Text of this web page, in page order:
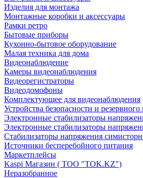
Изделия для монтажа
Монтажные коробки и аксессуары
Рамки ретро
Бытовые приборы
Кухонно-бытовое оборудование
Малая техника для дома
Видеонаблюдение
Камеры видеонаблюдения
Видеорегистраторы
Видеодомофоны
Комплектующее для видеонаблюдения
Устройства безопасности и
Электронные стабилизаторы
Электронные стабилизаторы
Стабилизаторы напряжения
Источники бесперебойного питания
Маркетплейсы
Kaspi Магазин ( ТОО "TOK.KZ")
Неразобранное